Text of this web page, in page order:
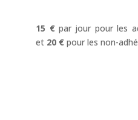
15 €par jour pour les
et 20 € pour les non-